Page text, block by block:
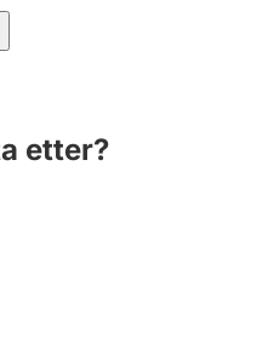
etter?